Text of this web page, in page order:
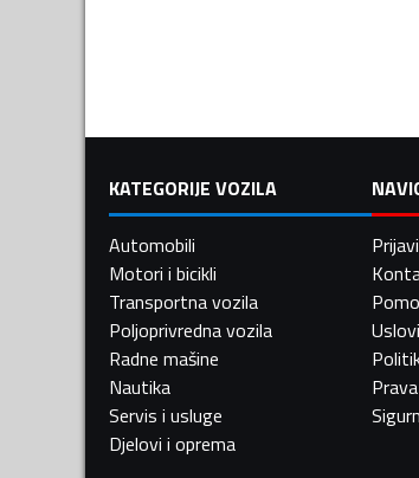
KATEGORIJE VOZILA
Automobili
Motori i bicikli
Transportna vozila
Poljoprivredna vozila
Radne mašine
Nautika
Servis i usluge
Djelovi i oprema